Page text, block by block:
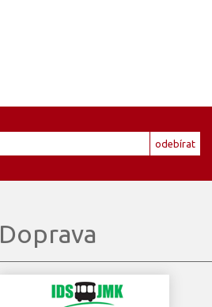
odebírat
Doprava